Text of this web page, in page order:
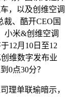
，以及创维空调
裁、酷开CEO国
小米&创维空调
12月10日至12
维数字发布业
0点30分？
单联瑜暗示，